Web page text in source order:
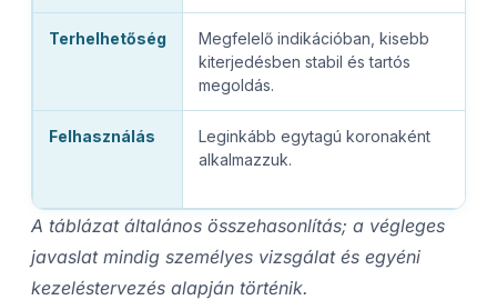
Terhelhetőség
Megfelelő indikációban, kisebb
kiterjedésben stabil és tartós
megoldás.
Felhasználás
Leginkább egytagú koronaként
alkalmazzuk.
A táblázat általános összehasonlítás; a végleges
javaslat mindig személyes vizsgálat és egyéni
kezeléstervezés alapján történik.